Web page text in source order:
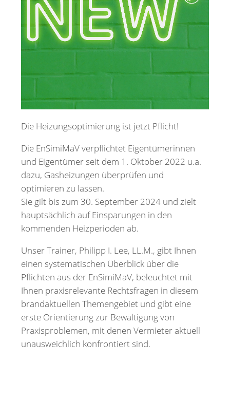
Die Heizungsoptimierung ist jetzt Pflicht!
Die EnSimiMaV verpflichtet Eigentümerinnen
und Eigentümer seit dem 1. Oktober 2022 u.a.
dazu, Gasheizungen überprüfen und
optimieren zu lassen.
Sie gilt bis zum 30. September 2024 und zielt
hauptsächlich auf Einsparungen in den
kommenden Heizperioden ab.
Unser Trainer, Philipp I. Lee, LL.M., gibt Ihnen
einen systematischen Überblick über die
Pflichten aus der EnSimiMaV, beleuchtet mit
Ihnen praxisrelevante Rechtsfragen in diesem
brandaktuellen Themengebiet und gibt eine
erste Orientierung zur Bewältigung von
Praxisproblemen, mit denen Vermieter aktuell
unausweichlich konfrontiert sind.